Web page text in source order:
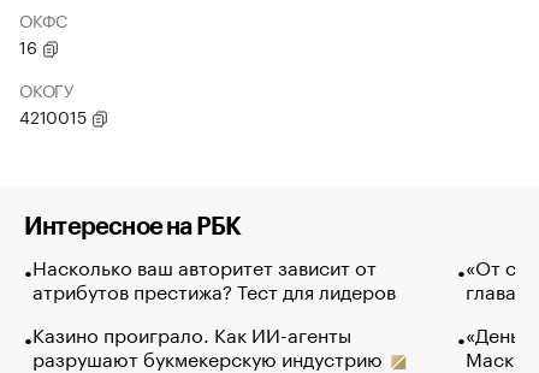
ОКФС
16
ОКОГУ
4210015
Интересное на РБК
Насколько ваш авторитет зависит от
атрибутов престижа? Тест для лидеров
Казино проиграло. Как ИИ-агенты
разрушают букмекерскую индустрию
«От
глава
Маск в